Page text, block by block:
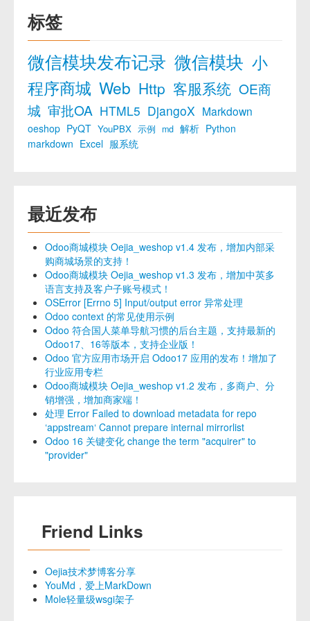
标签
微信模块发布记录 微信模块 小
程序商城 Web Http 客服系统 OE商
城 审批OA HTML5 DjangoX Markdown
oeshop PyQT YouPBX 示例 md 解析 Python
markdown Excel 服系统
最近发布
Odoo商城模块 Oejia_weshop v1.4 发布，增加内部采
购商城场景的支持！
Odoo商城模块 Oejia_weshop v1.3 发布，增加中英多
语言支持及客户子账号模式！
OSError [Errno 5] Input/output error 异常处理
Odoo context 的常见使用示例
Odoo 符合国人菜单导航习惯的后台主题，支持最新的
Odoo17、16等版本，支持企业版！
Odoo 官方应用市场开启 Odoo17 应用的发布！增加了
行业应用专栏
Odoo商城模块 Oejia_weshop v1.2 发布，多商户、分
销增强，增加商家端！
处理 Error Failed to download metadata for repo
‘appstream‘ Cannot prepare internal mirrorlist
Odoo 16 关键变化 change the term "acquirer" to
"provider"
Friend Links
Oejia技术梦博客分享
YouMd，爱上MarkDown
Mole轻量级wsgi架子